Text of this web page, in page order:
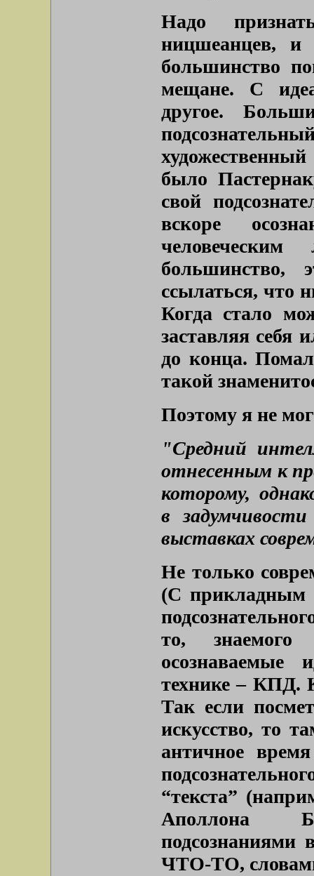
Надо
ницшеанцев, и
большинство
мещане. С
другое.
было
свой
вскоре
ссылаться, что
Когда стало
заставляя себя
до конца.
такой
Поэтому я не
"Средний
отнесенным к
которому,
в
выставках
Не только
(С прикладным
то, знаемого
осознаваемые
технике – КПД.
Так если
искусство, то
античное
“текста”
Аполлона
подсознаниями
ЧТО-ТО,